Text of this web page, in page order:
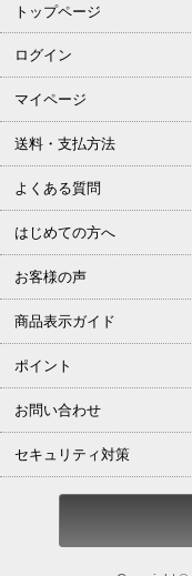
トップページ
ログイン
マイページ
送料・支払方法
よくある質問
はじめての方へ
お客様の声
商品表示ガイド
ポイント
お問い合わせ
セキュリティ対策